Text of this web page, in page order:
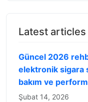
Latest articles
Güncel 2026
elektronik sigara
bakım ve
Şubat 14, 2026